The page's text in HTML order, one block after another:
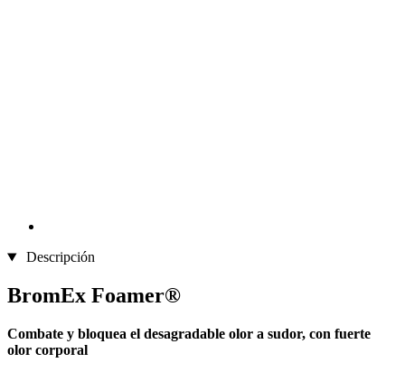
Descripción
BromEx Foamer®
Combate y bloquea el desagradable olor a sudor, con fuerte
olor corporal